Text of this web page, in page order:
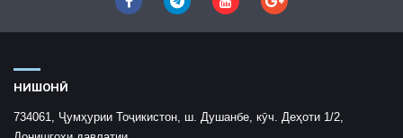
НИШОНӢ
734061, Ҷумҳурии Тоҷикистон, ш. Душанбе, кӯч. Деҳоти 1/2,